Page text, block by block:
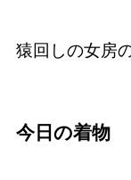
猿回しの女房
今日の着物